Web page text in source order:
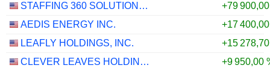
STAFFING 360 SOLUTIONS, INC.
+79
AEDIS ENERGY INC.
+17
LEAFLY HOLDINGS, INC.
+15
CLEVER LEAVES HOLDINGS INC.
+9 950,00